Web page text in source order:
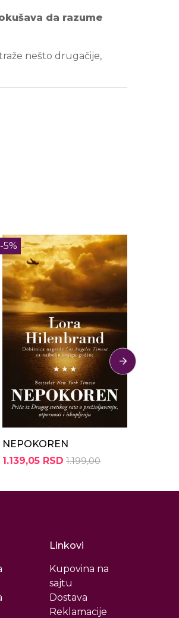
da razume
nešto drugačije,
-5%
NEPOKOREN
1.139,05 RSD 1.199,00
Linkovi
Kupovina na
sajtu
Dostava
Reklamacije